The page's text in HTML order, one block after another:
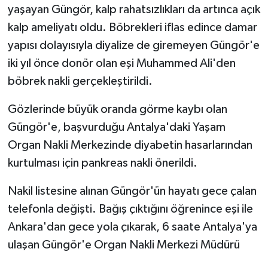
yaşayan Güngör, kalp rahatsızlıkları da artınca açık
kalp ameliyatı oldu. Böbrekleri iflas edince damar
yapısı dolayısıyla diyalize de giremeyen Güngör'e
iki yıl önce donör olan eşi Muhammed Ali'den
böbrek nakli gerçekleştirildi.
Gözlerinde büyük oranda görme kaybı olan
Güngör'e, başvurduğu Antalya'daki Yaşam
Organ Nakli Merkezinde diyabetin hasarlarından
kurtulması için pankreas nakli önerildi.
Nakil listesine alınan Güngör'ün hayatı gece çalan
telefonla değişti. Bağış çıktığını öğrenince eşi ile
Ankara'dan gece yola çıkarak, 6 saate Antalya'ya
ulaşan Güngör'e Organ Nakli Merkezi Müdürü